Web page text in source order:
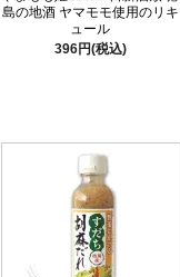
島の地酒 ヤマモモ使用のリキ
ュール
396円(税込)